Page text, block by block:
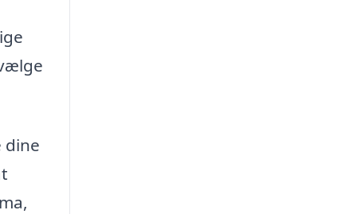
dine